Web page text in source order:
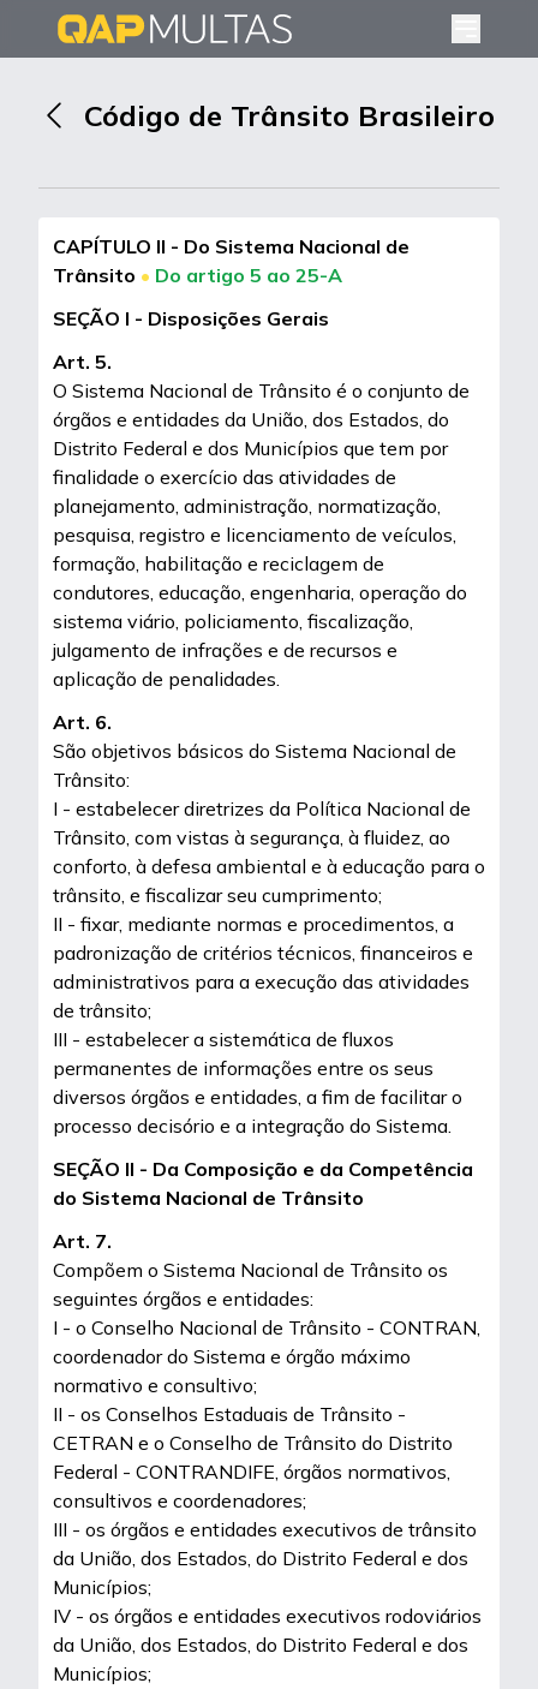
Código de Trânsito Brasileiro
CAPÍTULO II - Do Sistema Nacional de
Trânsito • Do artigo 5 ao 25-A
SEÇÃO I - Disposições Gerais
Art. 5.
O Sistema Nacional de Trânsito é o conjunto de
órgãos e entidades da União, dos Estados, do
Distrito Federal e dos Municípios que tem por
finalidade o exercício das atividades de
planejamento, administração, normatização,
pesquisa, registro e licenciamento de veículos,
formação, habilitação e reciclagem de
condutores, educação, engenharia, operação do
sistema viário, policiamento, fiscalização,
julgamento de infrações e de recursos e
aplicação de penalidades.
Art. 6.
São objetivos básicos do Sistema Nacional de
Trânsito:
I - estabelecer diretrizes da Política Nacional de
Trânsito, com vistas à segurança, à fluidez, ao
conforto, à defesa ambiental e à educação para o
trânsito, e fiscalizar seu cumprimento;
II - fixar, mediante normas e procedimentos, a
padronização de critérios técnicos, financeiros e
administrativos para a execução das atividades
de trânsito;
III - estabelecer a sistemática de fluxos
permanentes de informações entre os seus
diversos órgãos e entidades, a fim de facilitar o
processo decisório e a integração do Sistema.
SEÇÃO II - Da Composição e da Competência
do Sistema Nacional de Trânsito
Art. 7.
Compõem o Sistema Nacional de Trânsito os
seguintes órgãos e entidades:
I - o Conselho Nacional de Trânsito - CONTRAN,
coordenador do Sistema e órgão máximo
normativo e consultivo;
II - os Conselhos Estaduais de Trânsito -
CETRAN e o Conselho de Trânsito do Distrito
Federal - CONTRANDIFE, órgãos normativos,
consultivos e coordenadores;
III - os órgãos e entidades executivos de trânsito
da União, dos Estados, do Distrito Federal e dos
Municípios;
IV - os órgãos e entidades executivos rodoviários
da União, dos Estados, do Distrito Federal e dos
Municípios;